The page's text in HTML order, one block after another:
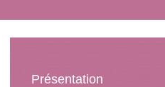
Présentation